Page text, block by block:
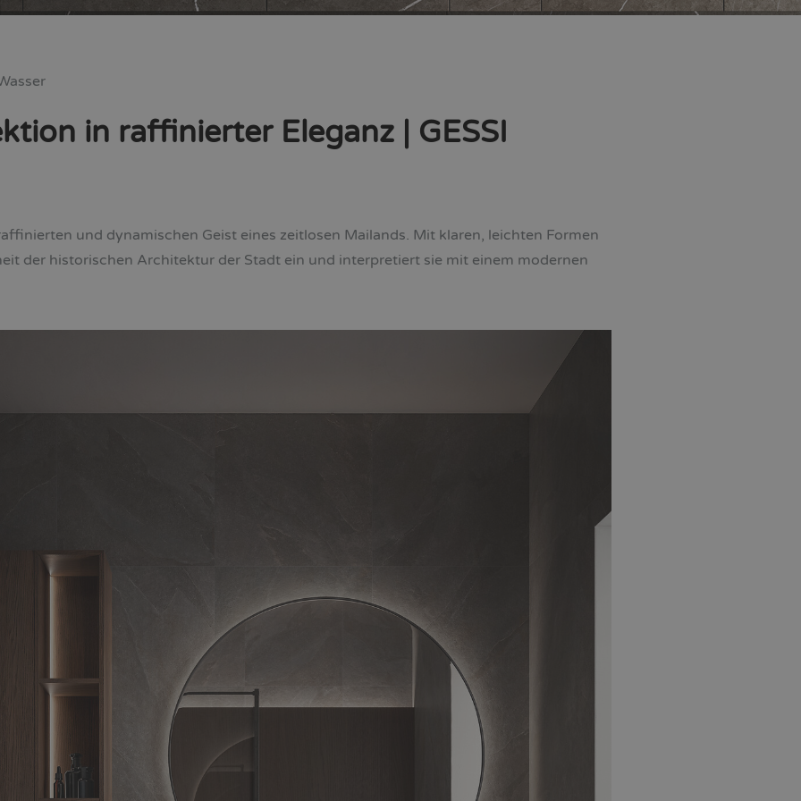
in raffinierter Eleganz | GESSI
und dynamischen Geist eines zeitlosen Mailands. Mit klaren, leichten Formen
der historischen Architektur der Stadt ein und interpretiert sie mit einem modernen